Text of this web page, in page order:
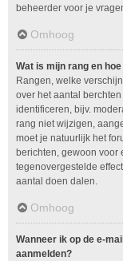
beheerder voor je
Omhoog
Wat is mijn rang en
Rangen, welke
over het aantal
identificeren, bijv.
rang niet wijzigen,
moet je natuurlijk het
berichten, gewoon voor
tegenovergestelde
aantal doen dalen.
Omhoog
Wanneer ik op de e-
aanmelden?